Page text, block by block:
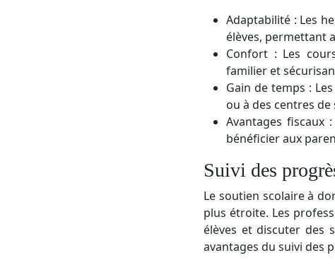
Adaptabilité : Les
élèves, permettant
Confort : Les
familier et
Gain de temps :
ou à des centres
Avantages fiscaux
bénéficier aux
Suivi des
Le soutien scolaire à
plus étroite. Les
élèves et discuter des
avantages du suivi des